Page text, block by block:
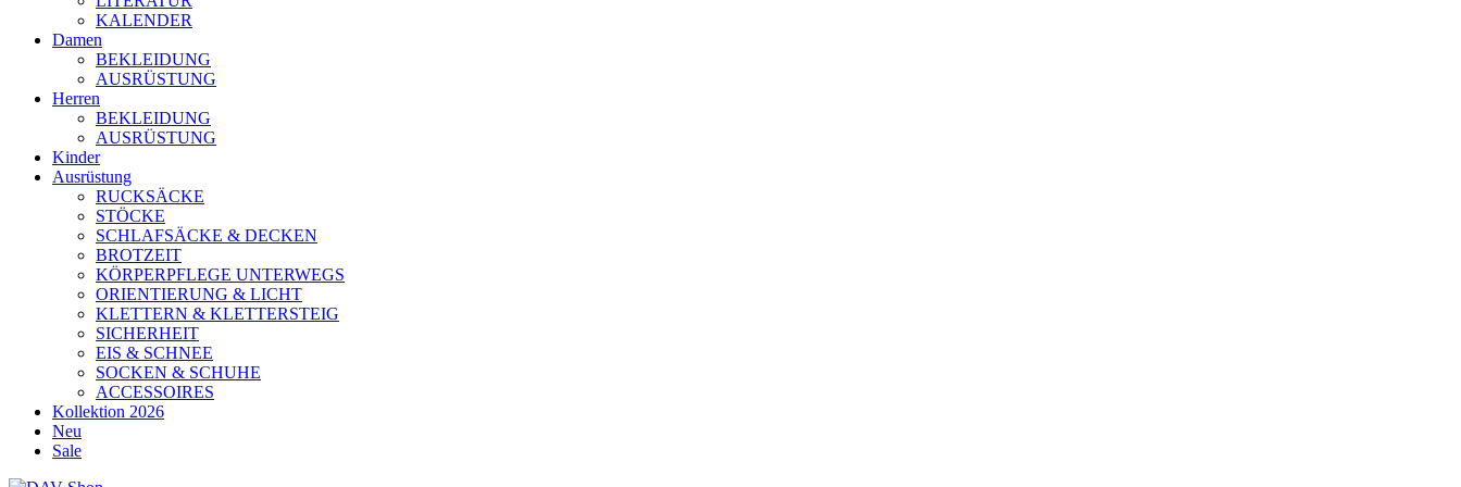
KALENDER
Damen
BEKLEIDUNG
AUSRÜSTUNG
Herren
BEKLEIDUNG
AUSRÜSTUNG
Kinder
Ausrüstung
RUCKSÄCKE
STÖCKE
SCHLAFSÄCKE & DECKEN
BROTZEIT
KÖRPERPFLEGE UNTERWEGS
ORIENTIERUNG & LICHT
KLETTERN & KLETTERSTEIG
SICHERHEIT
EIS & SCHNEE
SOCKEN & SCHUHE
ACCESSOIRES
Kollektion 2026
Neu
Sale